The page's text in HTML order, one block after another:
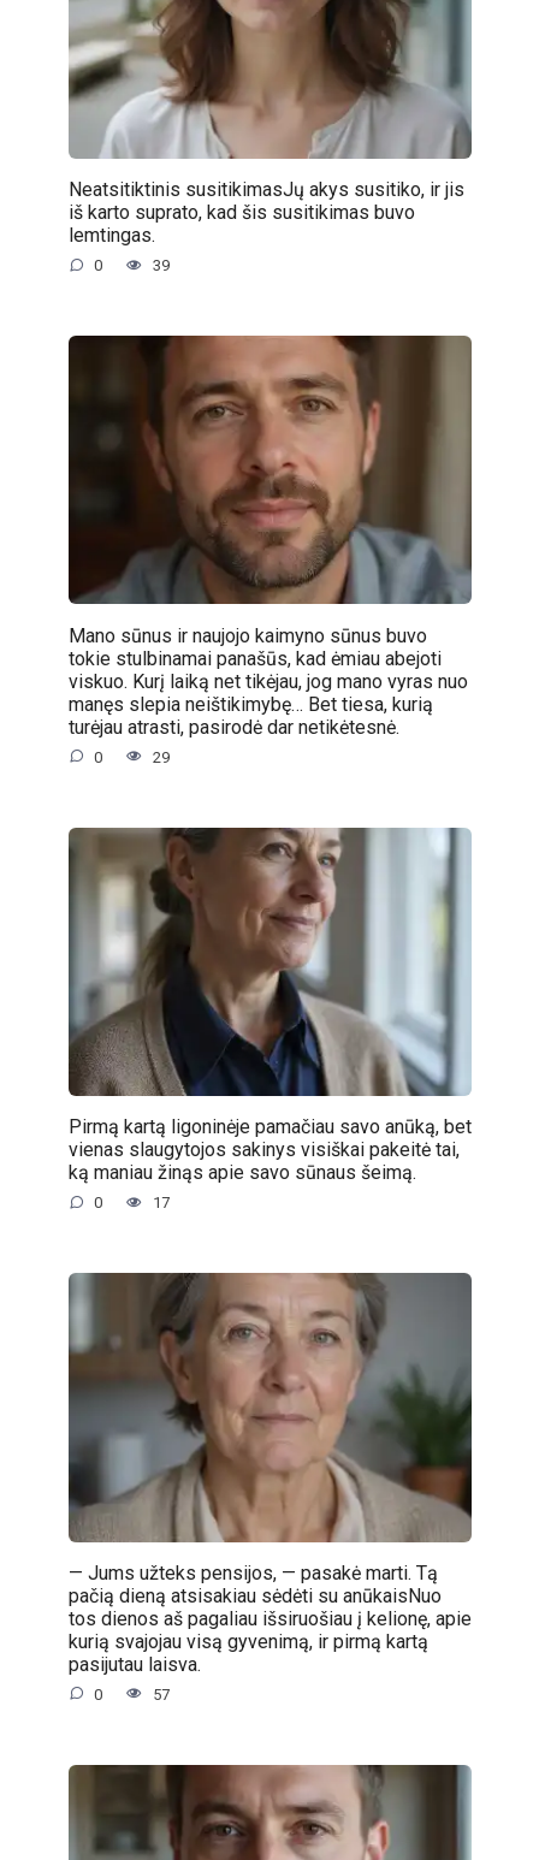
Neatsitiktinis susitikimasJų akys susitiko, ir jis
iš karto suprato, kad šis susitikimas buvo
lemtingas.
0 39
Mano sūnus ir naujojo kaimyno sūnus buvo
tokie stulbinamai panašūs, kad ėmiau abejoti
viskuo. Kurį laiką net tikėjau, jog mano vyras nuo
manęs slepia neištikimybę… Bet tiesa, kurią
turėjau atrasti, pasirodė dar netikėtesnė.
0 29
Pirmą kartą ligoninėje pamačiau savo anūką, bet
vienas slaugytojos sakinys visiškai pakeitė tai,
ką maniau žinąs apie savo sūnaus šeimą.
0 17
— Jums užteks pensijos, — pasakė marti. Tą
pačią dieną atsisakiau sėdėti su anūkaisNuo
tos dienos aš pagaliau išsiruošiau į kelionę, apie
kurią svajojau visą gyvenimą, ir pirmą kartą
pasijutau laisva.
0 57